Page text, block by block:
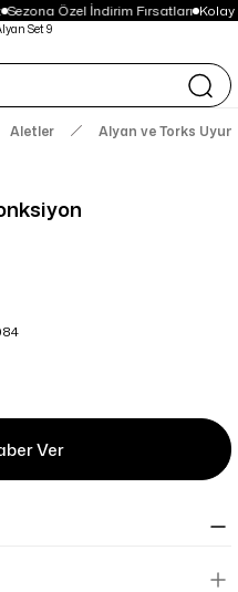
Sezona Özel İndirim Fırsatları Kolay
Aletler Alyan ve Torks
Ver